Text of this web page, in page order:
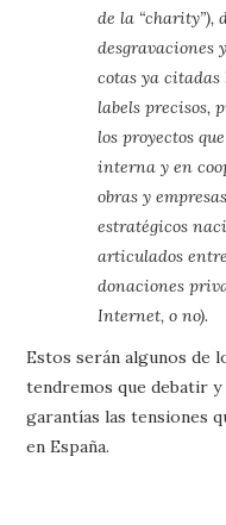
de la “charity”),
desgravaciones
cotas ya
labels precisos,
los proyectos
interna y en
obras y
estratégicos
articulados
donaciones
Internet, o no).
Estos serán algunos de
tendremos que debatir
garantías las tensiones
en España.